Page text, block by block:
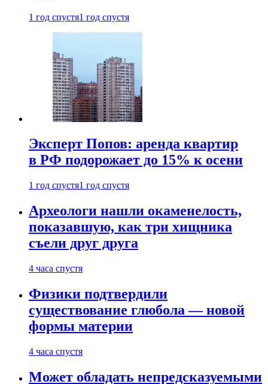
1 год спустя1 год спустя
Эксперт Попов: аренда квартир
в РФ подорожает до 15% к осени
1 год спустя1 год спустя
Археологи нашли окаменелость,
показавшую, как три хищника
съели друг друга
4 часа спустя
Физики подтвердили
существование глюбола — новой
формы материи
4 часа спустя
Может обладать непредсказуемыми